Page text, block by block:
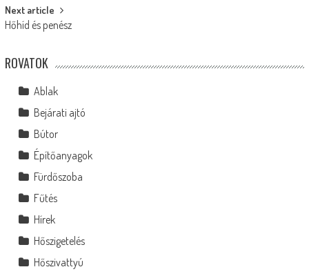
Next article
Hőhíd és penész
ROVATOK
Ablak
Bejárati ajtó
Bútor
Építőanyagok
Fürdőszoba
Fűtés
Hírek
Hőszigetelés
Hőszivattyú